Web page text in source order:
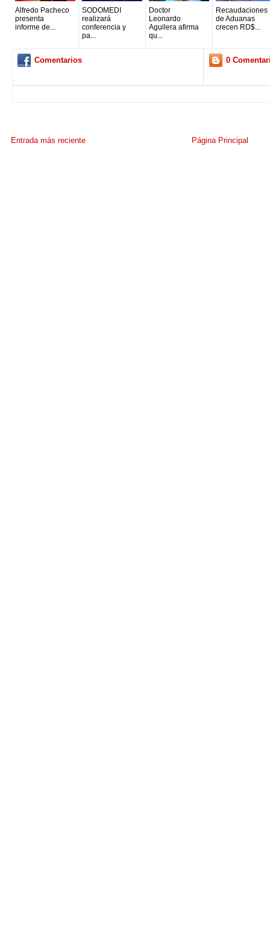
Alfredo Pacheco
presenta
informe de...
SODOMEDI
realizará
conferencia y
pa...
Doctor
Leonardo
Aguilera afirma
qu...
Recaudaciones
de Aduanas
crecen RD$...
Comentarios 0
Entrada más reciente Página Principal